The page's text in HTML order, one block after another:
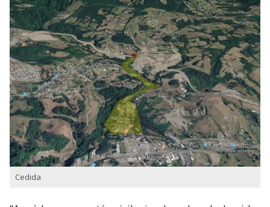
levantados en terreno por los equipos del Ministerio
de Obras Públicas,detectaron una perforación en
la zona este del terraplén, asociada al proceso de
embancamiento y acumulación de agua provocada
por la intervención de un cauce por parte de un
particular de forma no autorizada, identificándose
condiciones desaturación de suelos, erosión, y
signos de socavación asociados a la alteración
del escurrimiento natural de las aguas“.